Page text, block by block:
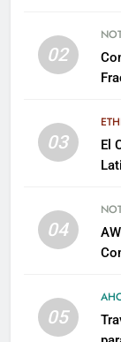
02
03
El
04
05